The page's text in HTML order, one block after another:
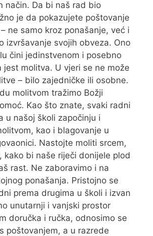
način. Da bi naš rad bio
je da pokazujete poštovanje
ne samo kroz ponašanje, već i
izvršavanje svojih obveza. Ono
čini jedinstvenom i posebno
jest molitva. U vjeri se ne može
– bilo zajedničke ili osobne.
molitvom tražimo Božji
Kao što znate, svaki radni
u našoj školi započinju i
kao i blagovanje u
Nastojte moliti srcem,
kako bi naše riječi donijele plod
rast. Ne zaboravimo i na
ponašanja. Pristojno se
prema drugima u školi i izvan
unutarnji i vanjski prostor
doručka i ručka, odnosimo se
poštovanjem, a u razrede